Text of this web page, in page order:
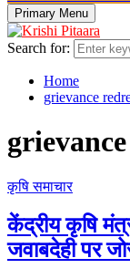
Primary Menu
Search for:
Home
grievance
कृषि समाचार
केंद्रीय कृषि
जवाबदेही पर